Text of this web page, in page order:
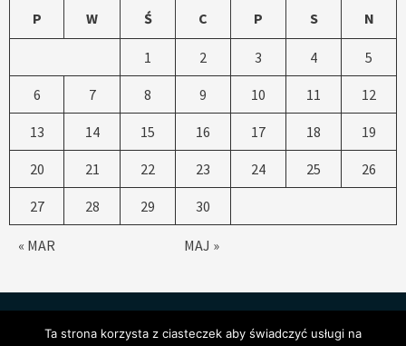
P W Ś C P S N
« MAR MAJ »
1 2 3 4 5
6 7 8 9 10 11 12
13 14 15 16 17 18 19
20 21 22 23 24 25 26
27 28 29 30
Ta strona korzysta z ciasteczek aby świadczyć usługi na